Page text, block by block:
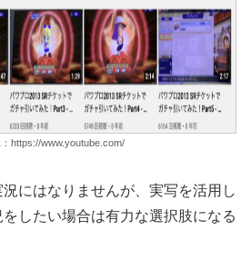
https://www.youtube.com/
にはなりませんが、実写を活用し
したい場合は有力な選択肢になる